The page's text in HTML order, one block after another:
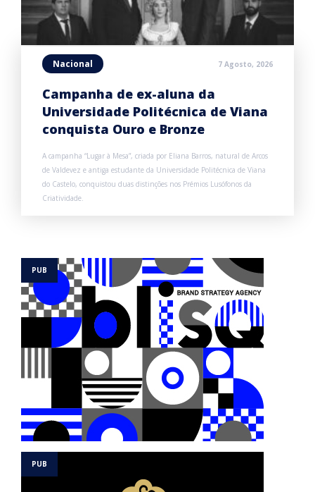
Nacional 7 Agosto, 2026
Campanha de ex-aluna da
Universidade Politécnica de Viana
conquista Ouro e Bronze
A campanha “Lugar à Mesa”, criada por Eliana Barros, natural de Arcos
de Valdevez e antiga estudante da Universidade Politécnica de Viana
do Castelo, conquistou duas distinções nos Prémios Lusófonos da
Criatividade.